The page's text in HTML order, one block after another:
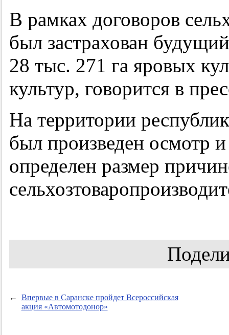
В рамках договоров
был застрахован
28 тыс. 271 га яровых
культур, говорится в
На территории
был произведен осмотр
определен размер
←
Впервые в Саранске пройдет Всероссийская
акция «Автомотодонор»